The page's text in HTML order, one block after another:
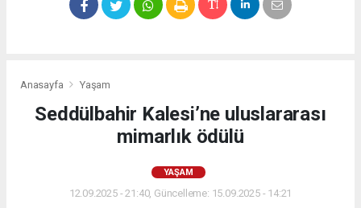
Anasayfa Yaşam
Seddülbahir Kalesi’ne uluslararası
mimarlık ödülü
YAŞAM
12.09.2025 - 21:40, Güncelleme: 15.09.2025 - 14:21